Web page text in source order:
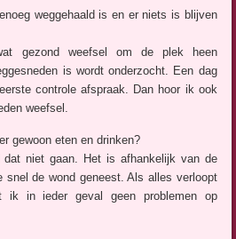
weggehaald is en er niets is blijven
gezond weefsel om de plek heen
is wordt onderzocht. Een dag
controle afspraak. Dan hoor ik ook
weefsel.
gewoon eten en drinken?
niet gaan. Het is afhankelijk van de
snel de wond geneest. Als alles verloopt
ik in ieder geval geen problemen op